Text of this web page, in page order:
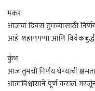
मकर
आजचा दिवस तुमच्यासाठी
आहे. शहाणपणा आणि
कुंभ
आज तुमची निर्णय घेण्याची
आत्मविश्वासाने पूर्ण कराल.